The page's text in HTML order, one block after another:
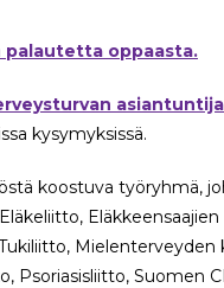
palautetta oppaasta.
kysymyksissä.
koostuva työryhmä,
Mielenterveyden
Psoriasisliitto, Suomen